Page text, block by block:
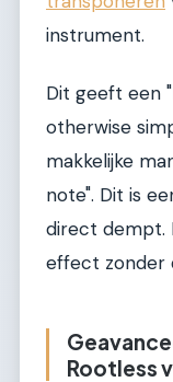
instrument.
Dit geeft een
otherwise
makkelijke
note". Dit is
direct dempt.
effect zonder
Rootless